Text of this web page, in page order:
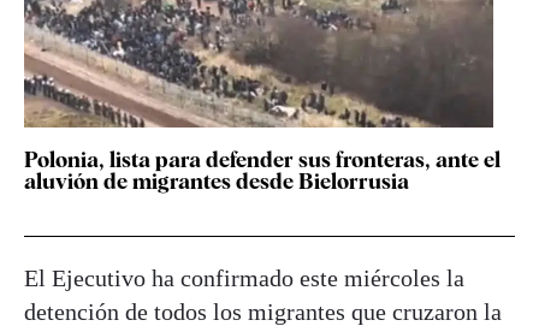
Polonia, lista para defender sus fronteras, ante el
aluvión de migrantes desde Bielorrusia
El Ejecutivo ha confirmado este miércoles la
detención de todos los migrantes que cruzaron la